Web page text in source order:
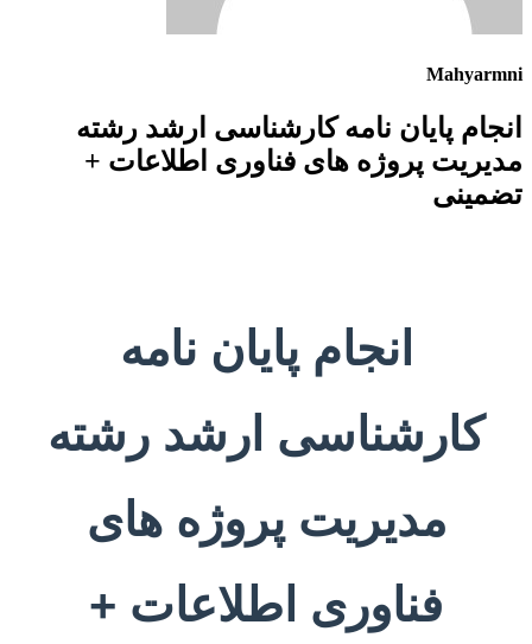
Mahyarmni
انجام پایان نامه کارشناسی ارشد رشته
مدیریت پروژه های فناوری اطلاعات +
تضمینی
انجام پایان نامه
کارشناسی ارشد رشته
مدیریت پروژه های
فناوری اطلاعات +